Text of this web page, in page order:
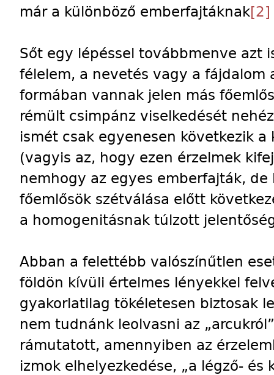
már a különböző emberfajtáknak[2]
Sőt egy lépéssel továbbmenve azt
félelem, a nevetés vagy a fájdalom
formában vannak jelen más
rémült csimpánz viselkedését
ismét csak egyenesen következik a
(vagyis az, hogy ezen érzelmek
nemhogy az egyes emberfajták,
főemlősök szétválása előtt
a homogenitásnak túlzott
Abban a felettébb valószínűtlen
földön kívüli értelmes lényekkel
gyakorlatilag tökéletesen biztosak
nem tudnánk leolvasni az
rámutatott, amennyiben az
izmok elhelyezkedése, „a légző- és